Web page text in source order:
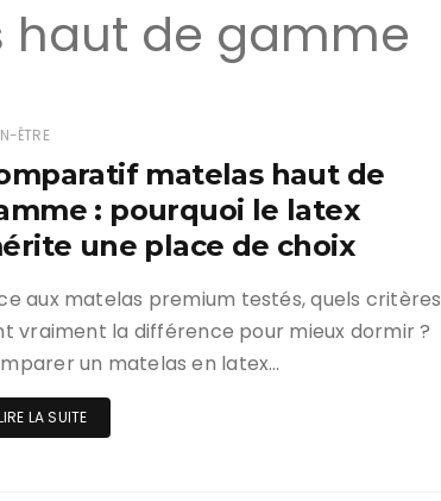
haut de gamme
ÊTRE
matelas haut de
: pourquoi le latex
une place de choix
aux matelas premium testés, quels critères
vraiment la différence pour mieux dormir ?
un matelas en latex…
LA SUITE